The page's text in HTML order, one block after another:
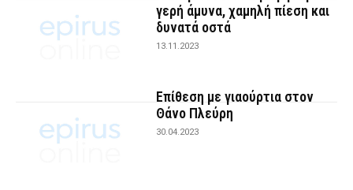
γερή άμυνα, χαμηλή πίεση και
δυνατά οστά
13.11.2023
Επίθεση με γιαούρτια στον
Θάνο Πλεύρη
30.04.2023